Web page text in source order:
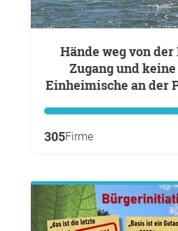
Hände weg von der Lazag! Freier
Zugang und
Einheimische an der
305Firme